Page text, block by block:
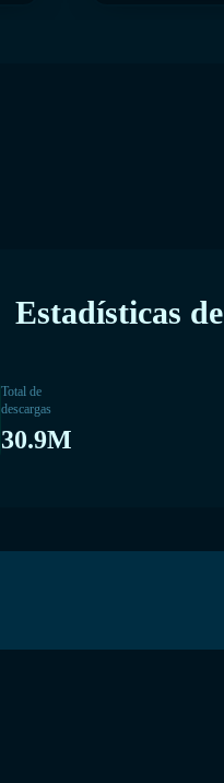
Estadísticas de
Total de
descargas
30.9M